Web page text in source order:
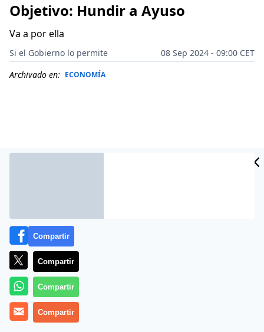
Objetivo: Hundir a Ayuso
Va a por ella
Si el Gobierno lo permite
08 Sep 2024 - 09:00 CET
Archivado en: ECONOMÍA
Más información
Compartir
Compartir
Compartir
Compartir